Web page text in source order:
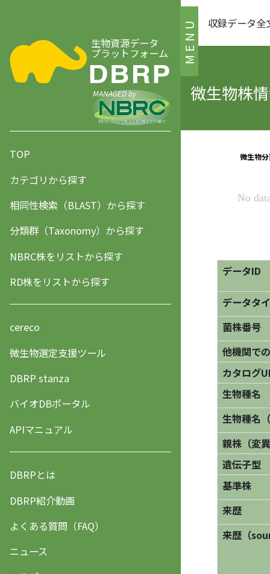
MENU
生物資源データ
プラットフォーム
MANAGED by
TOP
カテゴリから探す
相同性検索（BLAST）から探す
分類群（Taxonomy）から探す
NBRC株をリストから探す
RD株をリストから探す
cereco
微生物選定支援ツール
DBRP stanza
バイオDBポータル
APIマニュアル
DBRPとは
DBRP紹介動画
よくある質問（FAQ）
ニュース
収録データ全
微生物株
データID
データタ
菌株番号
他機関で
カタログ
生物種名
生物種名
親株（変
遺伝子型
基準株
来歴
来歴（